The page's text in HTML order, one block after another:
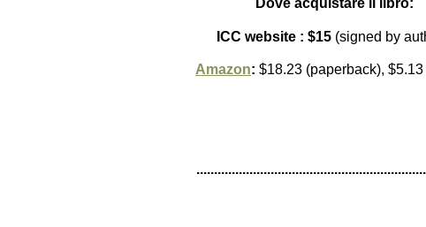
Dove acquistare il libro:
ICC website : $15 (signed by
Amazon: $18.23 (paperback),